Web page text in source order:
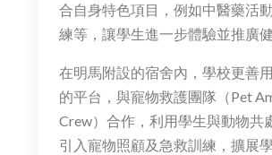
合自身特色項目，例如中醫藥活
練等，讓學生進一步體驗並推廣健
在明馬附設的宿舍內，學校更善
的平台，與寵物救護團隊（Pet
Crew）合作，利用學生與動物共
引入寵物照顧及急救訓練，擴展